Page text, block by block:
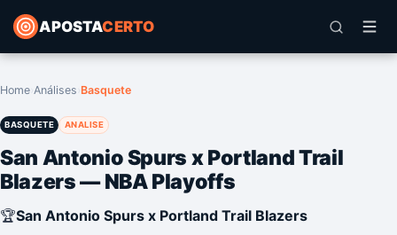
APOSTACERTO
Home Análises Basquete
BASQUETE ANALISE
San Antonio Spurs x Portland Trail
Blazers — NBA Playoffs
🏆San Antonio Spurs x Portland Trail Blazers